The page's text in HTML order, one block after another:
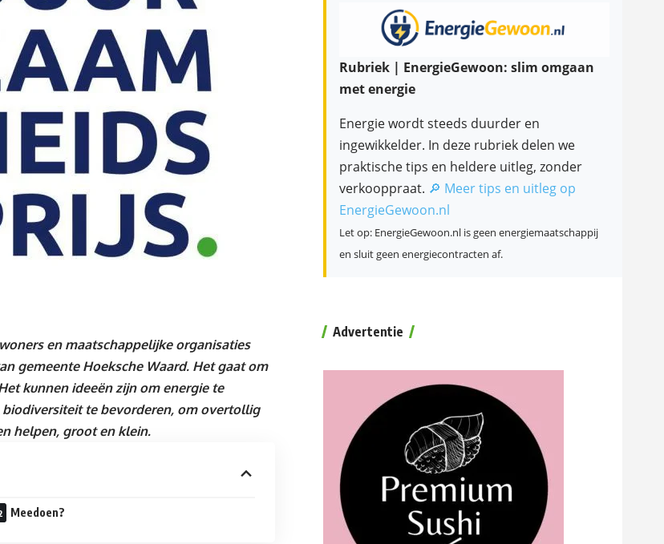
en maatschappelijke organisaties
gemeente Hoeksche Waard. Het gaat om
kunnen ideeën zijn om energie te
te bevorderen, om overtollig
helpen, groot en klein.
Meedoen?
Rubriek | EnergieGewoon: slim omgaan
met energie
Energie wordt steeds duurder en
ingewikkelder. In deze rubriek delen we
praktische tips en heldere uitleg, zonder
verkooppraat. 🔎 Meer tips en uitleg op
EnergieGewoon.nl
Let op: EnergieGewoon.nl is geen energiemaatschappij
en sluit geen energiecontracten af.
Advertentie